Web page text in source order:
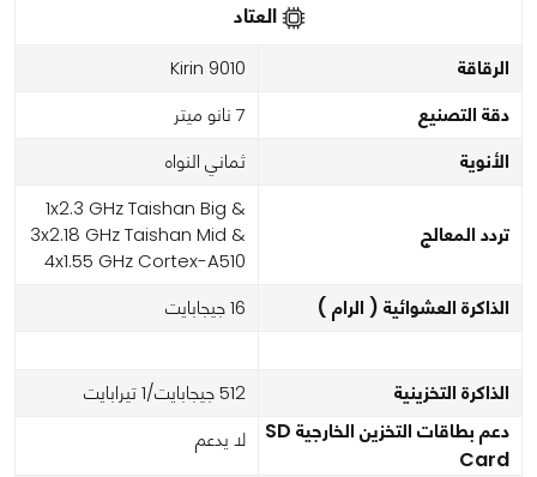
العتاد
الرقاقة Kirin 9010
دقة التصنيع 7 نانو ميتر
الأنوية ثماني النواه
تردد المعالج
1x2.3 GHz Taishan Big &
3x2.18 GHz Taishan Mid &
4x1.55 GHz Cortex-A510
الذاكرة العشوائية ( الرام ) 16 جيجابايت
الذاكرة التخزينية 512 جيجابايت/1 تيرابايت
دعم بطاقات التخزين الخارجية SD
Card
لا يدعم